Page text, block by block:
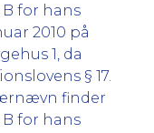
for hans
2010 på
1, da
§ 17.
finder
for hans